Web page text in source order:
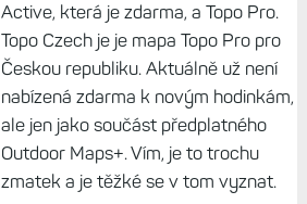
Active, která je zdarma, a Topo Pro.
Topo Czech je je mapa Topo Pro pro
Českou republiku. Aktuálně už není
nabízená zdarma k novým hodinkám,
ale jen jako součást předplatného
Outdoor Maps+. Vím, je to trochu
zmatek a je těžké se v tom vyznat.